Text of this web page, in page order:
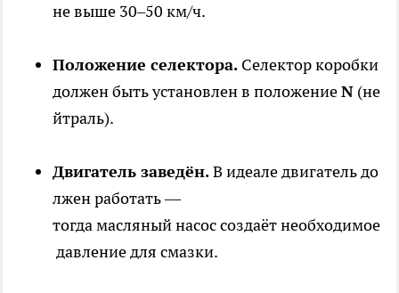
не выше 30–50 км/ч.
Положение селектора. Селектор коробки
должен быть установлен в положениеN (не
йтраль).
Двигатель заведён.В идеале двигатель до
лжен работать —
тогда масляный насос создаёт необходимое
давление для смазки.